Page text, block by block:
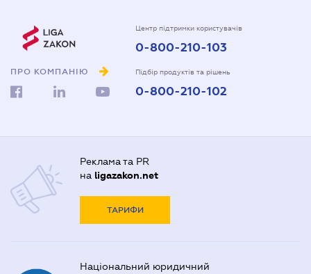
ПРО КОМПАНІЮ
Центр підтримки користувачів
0-800-210-103
Підбір продуктів та рішень
0-800-210-102
Реклама та PR
на ligazakon.net
ТАРИФИ
Національний юридичний